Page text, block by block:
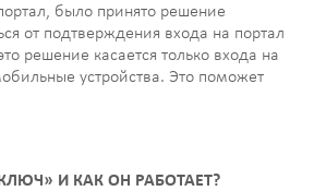
было принято решение
от подтверждения входа на портал
решение касается только входа на
устройства. Это поможет
И КАК ОН РАБОТАЕТ?